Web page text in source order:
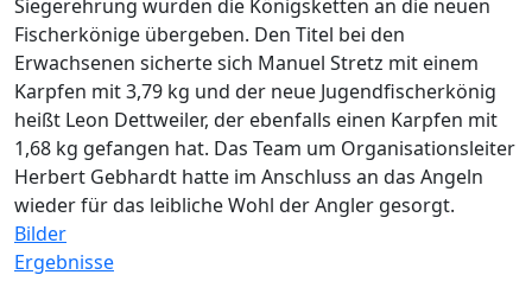
Siegerehrung wurden die Königsketten an die neuen
Fischerkönige übergeben. Den Titel bei den
Erwachsenen sicherte sich Manuel Stretz mit einem
Karpfen mit 3,79 kg und der neue Jugendfischerkönig
heißt Leon Dettweiler, der ebenfalls einen Karpfen mit
1,68 kg gefangen hat. Das Team um Organisationsleiter
Herbert Gebhardt hatte im Anschluss an das Angeln
wieder für das leibliche Wohl der Angler gesorgt.
Bilder
Ergebnisse